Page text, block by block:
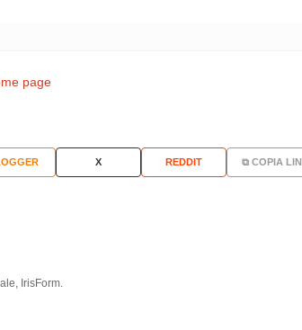
page
X REDDIT ⧉ COPIA
IrisForm.